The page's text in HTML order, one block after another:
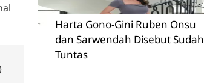
Harta Gono-Gini Ruben Onsu
dan Sarwendah Disebut Sudah
Tuntas